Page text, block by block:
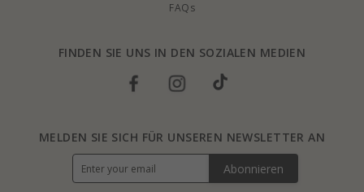
FAQs
FINDEN SIE UNS IN DEN SOZIALEN MEDIEN
MELDEN SIE SICH FÜR UNSEREN NEWSLETTER AN
Abonnieren